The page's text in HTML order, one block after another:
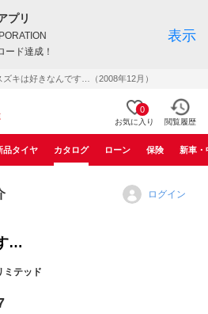
プリ
ード達成！
表示
キは好きなんです…（2008年12月）
0
お気に入り 閲覧履歴
品タイヤ カタログ ローン 保険 新車・
ログイン
…
ミテッド